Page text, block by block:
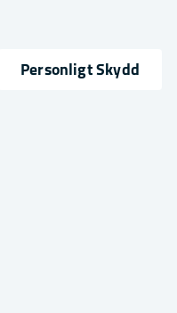
Personligt Skydd